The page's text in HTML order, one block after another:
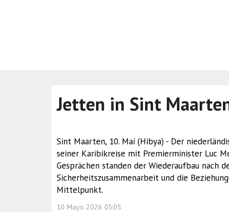
Jetten in Sint
Sint Maarten, 10. Mai (Hibya) - Der
seiner Karibikreise mit Premierminister Luc
Gesprächen standen der Wiederaufbau nach
Sicherheitszusammenarbeit und die
Mittelpunkt.
10 Mayıs 2026 05:05